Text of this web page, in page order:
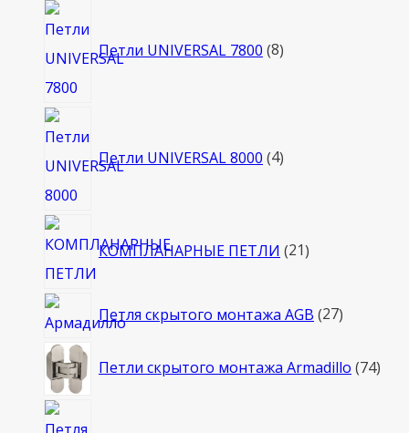
Петли UNIVERSAL 7800 8товаров
Петли UNIVERSAL 8000 4товара
КОМПЛАНАРНЫЕ ПЕТЛИ 21товар
Петля скрытого монтажа AGB 2727
Петли скрытого монтажа Armadillo 74